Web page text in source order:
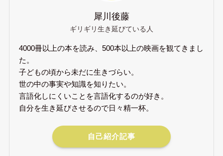
犀川後藤
ギリギリ生き延びている人
4000冊以上の本を読み、500本以上の映画を観てきまし
た。
子どもの頃から未だに生きづらい。
世の中の事実や知識を知りたい。
言語化しにくいことを言語化するのが好き。
自分を生き延びさせるので日々精一杯。
自己紹介記事